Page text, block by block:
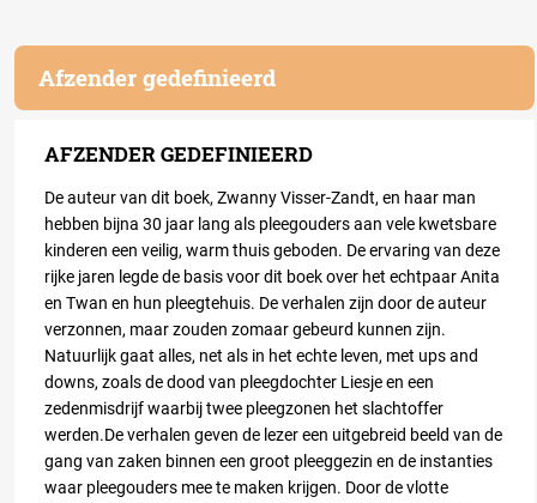
Afzender gedefinieerd
AFZENDER GEDEFINIEERD
De auteur van dit boek, Zwanny Visser-Zandt, en haar man
hebben bijna 30 jaar lang als pleegouders aan vele kwetsbare
kinderen een veilig, warm thuis geboden. De ervaring van deze
rijke jaren legde de basis voor dit boek over het echtpaar Anita
en Twan en hun pleegtehuis. De verhalen zijn door de auteur
verzonnen, maar zouden zomaar gebeurd kunnen zijn.
Natuurlijk gaat alles, net als in het echte leven, met ups and
downs, zoals de dood van pleegdochter Liesje en een
zedenmisdrijf waarbij twee pleegzonen het slachtoffer
werden.De verhalen geven de lezer een uitgebreid beeld van de
gang van zaken binnen een groot pleeggezin en de instanties
waar pleegouders mee te maken krijgen. Door de vlotte